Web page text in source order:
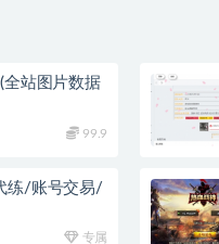
站图片数据
99.9
练/账号交易/
专属